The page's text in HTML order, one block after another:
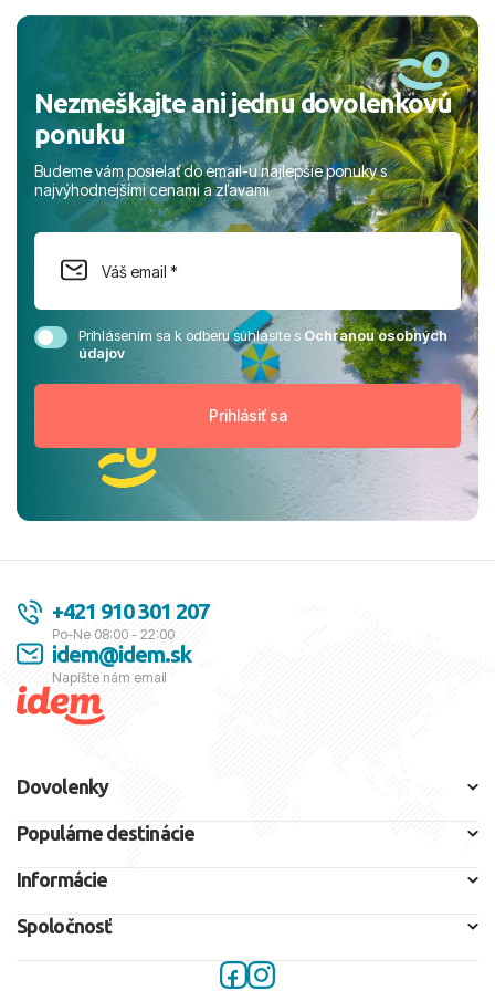
Nezmeškajte ani jednu dovolenkovú
ponuku
Budeme vám posielať do email-u najlepšie ponuky s
najvýhodnejšími cenami a zľavami
Prihlásením sa k odberu súhlasíte sOchranou osobných
údajov
+421 910 301 207
Po-Ne 08:00 - 22:00
idem@idem.sk
Napíšte nám email
Dovolenky
Populárne destinácie
Informácie
Spoločnosť